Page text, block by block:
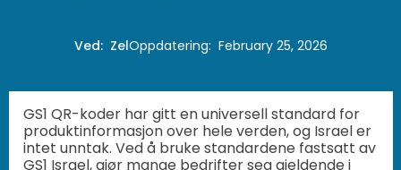
Ved: ZelOppdatering: February 25, 2026
GS1 QR-koder har gitt en universell standard for
produktinformasjon over hele verden, og Israel er
intet unntak. Ved å bruke standardene fastsatt av
GS1 Israel, gjør mange bedrifter seg gjeldende i